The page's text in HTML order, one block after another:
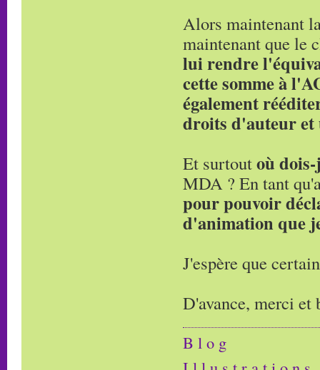
Alors maintenant
maintenant que le
lui rendre
cette somme à
également
droits d'auteur et
Et surtoutoù
MDA ? En tant
pour pouvoir
d'animation que
J'espère que
D'avance, merci et
B l o g